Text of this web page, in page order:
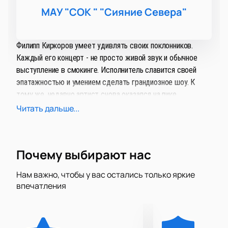
МАУ "СОК " "Сияние Севера"
Филипп Киркоров умеет удивлять своих поклонников.
Каждый его концерт - не просто живой звук и обычное
выступление в смокинге. Исполнитель славится своей
эпатажностью и умением сделать грандиозное шоу. К
тому же, недавно артист снова оказался на пике
популярности - хит «Цвет настроения синий» побил все
«Я+R» — #ЦветНастроения». С одной стороны, это намек
на то, что она является логическим продолжением
предыдущей работы, а с другой, очевидно, что король
Филипп Киркоров был виртуозом хайпа задолго до того,
Читать дальше...
Почему выбирают нас
Нам важно, чтобы у вас остались только яркие
впечатления